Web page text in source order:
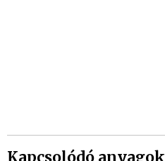
Kapcsolódó anyagok